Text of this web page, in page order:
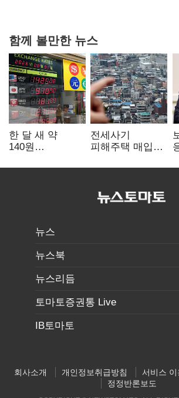
함께 볼만한 뉴스
한 달 새 약
140원
엔저'에 원화
전세사기
피해주택 매입
누적 피해자
뉴스
뉴스북
뉴스리듬
토마토증권통 Live
IB토마토
회사소개 개인정보취급방침 서비스 이
정정반론보도